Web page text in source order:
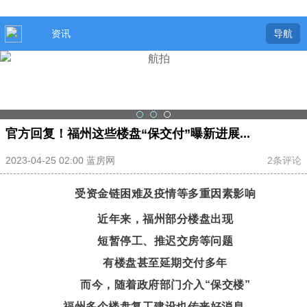
资讯 导航
官方回复！福州这些楼盘“保交付”曝新进展...
2023-04-25 02:00 蓝房网 2条评论
受资金链困难及疫情等多重因素影响
近年来，福州部分楼盘出现
短暂停工、推迟交房等问题
有楼盘甚至延期交付多年
而今，随着政府部门介入“保交楼”